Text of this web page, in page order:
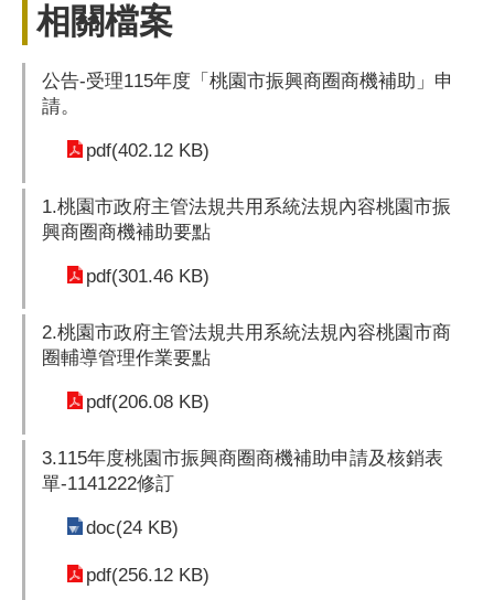
相關檔案
公告-受理115年度「桃園市振興商圈商機補助」申
請。
pdf(402.12 KB)
1.桃園市政府主管法規共用系統法規內容桃園市振
興商圈商機補助要點
pdf(301.46 KB)
2.桃園市政府主管法規共用系統法規內容桃園市商
圈輔導管理作業要點
pdf(206.08 KB)
3.115年度桃園市振興商圈商機補助申請及核銷表
單-1141222修訂
doc(24 KB)
pdf(256.12 KB)